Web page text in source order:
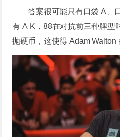
答案很可能只有口袋 A、
有 A-K，88在对抗前三种牌型
抛硬币，这使得 Adam Walton